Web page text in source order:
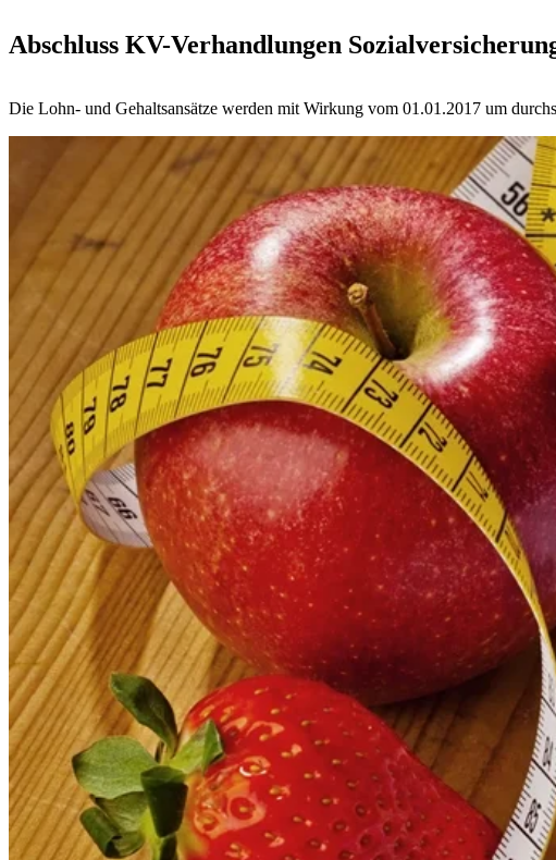
Abschluss KV-Verhandlungen
Die Lohn- und Gehaltsansätze werden mit Wirkung vom 01.01.2017 um